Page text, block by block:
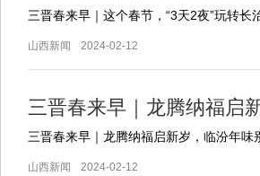
三晋春来早｜这个春节，“3天2夜”玩转长
山西新闻 2024-02-12
三晋春来早｜龙腾纳福启
三晋春来早｜龙腾纳福启新岁，临汾年味
山西新闻 2024-02-12